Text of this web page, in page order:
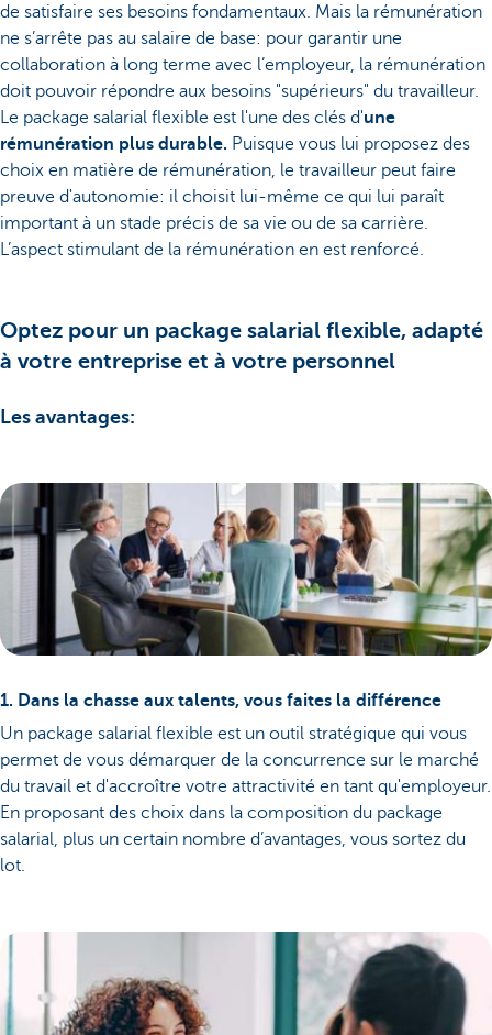
de satisfaire ses besoins fondamentaux. Mais la rémunération
ne s’arrête pas au salaire de base: pour garantir une
collaboration à long terme avec l’employeur, la rémunération
doit pouvoir répondre aux besoins "supérieurs" du travailleur.
Le package salarial flexible est l'une des clés d'une
rémunération plus durable. Puisque vous lui proposez des
choix en matière de rémunération, le travailleur peut faire
preuve d'autonomie: il choisit lui-même ce qui lui paraît
important à un stade précis de sa vie ou de sa carrière.
L’aspect stimulant de la rémunération en est renforcé.
Optez pour un package salarial flexible, adapté
à votre entreprise et à votre personnel
Les avantages:
1. Dans la chasse aux talents, vous faites la différence
Un package salarial flexible est un outil stratégique qui vous
permet de vous démarquer de la concurrence sur le marché
du travail et d'accroître votre attractivité en tant qu'employeur.
En proposant des choix dans la composition du package
salarial, plus un certain nombre d’avantages, vous sortez du
lot.